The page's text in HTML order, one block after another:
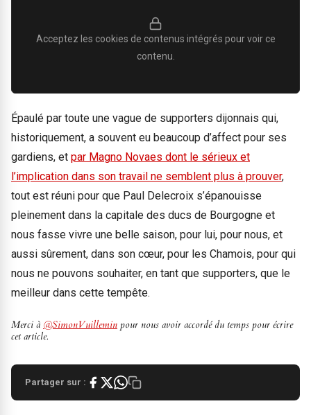
Acceptez les cookies de contenus intégrés pour voir ce
contenu.
Épaulé par toute une vague de supporters dijonnais qui,
historiquement, a souvent eu beaucoup d’affect pour ses
gardiens, et par Magno Novaes dont le sérieux et
l’implication dans son travail ne semblent plus à prouver,
tout est réuni pour que Paul Delecroix s’épanouisse
pleinement dans la capitale des ducs de Bourgogne et
nous fasse vivre une belle saison, pour lui, pour nous, et
aussi sûrement, dans son cœur, pour les Chamois, pour qui
nous ne pouvons souhaiter, en tant que supporters, que le
meilleur dans cette tempête.
Merci à @SimonVuillemin pour nous avoir accordé du temps pour écrire
cet article.
Partager sur :